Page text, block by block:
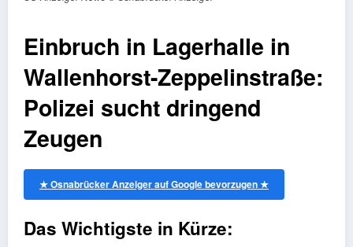
Einbruch in Lagerhalle in
Wallenhorst-Zeppelinstraße:
Polizei sucht dringend
Zeugen
★ Osnabrücker Anzeiger auf Google bevorzugen ★
Das Wichtigste in Kürze: